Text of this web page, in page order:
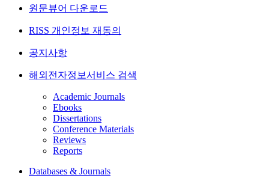
원문뷰어 다운로드
RISS 개인정보 재동의
공지사항
해외전자정보서비스 검색
Academic Journals
Ebooks
Dissertations
Conference Materials
Reviews
Reports
Databases & Journals